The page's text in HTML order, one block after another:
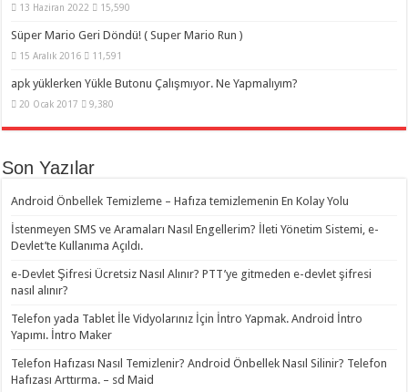
13 Haziran 2022 15,590
Süper Mario Geri Döndü! ( Super Mario Run )
15 Aralık 2016 11,591
apk yüklerken Yükle Butonu Çalışmıyor. Ne Yapmalıyım?
20 Ocak 2017 9,380
Son Yazılar
Android Önbellek Temizleme – Hafıza temizlemenin En Kolay Yolu
İstenmeyen SMS ve Aramaları Nasıl Engellerim? İleti Yönetim Sistemi, e-
Devlet’te Kullanıma Açıldı.
e-Devlet Şifresi Ücretsiz Nasıl Alınır? PTT’ye gitmeden e-devlet şifresi
nasıl alınır?
Telefon yada Tablet İle Vidyolarınız İçin İntro Yapmak. Android İntro
Yapımı. İntro Maker
Telefon Hafızası Nasıl Temizlenir? Android Önbellek Nasıl Silinir? Telefon
Hafızası Arttırma. – sd Maid